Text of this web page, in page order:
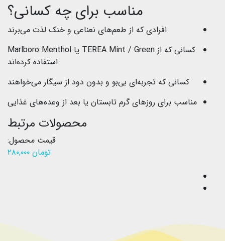
مناسب برای چه کسانی؟
افرادی که از طعم‌های نعناعی و خنک لذت می‌برند
کسانی که از TEREA Mint / Green یا Marlboro Menthol
استفاده کرده‌اند
کسانی که تجربه‌ای بی‌بو و بدون دود از سیگار می‌خواهند
مناسب برای روزهای گرم تابستان یا بعد از وعده‌های غذایی
محصولات مرتبط
قیمت محصول:
تومان